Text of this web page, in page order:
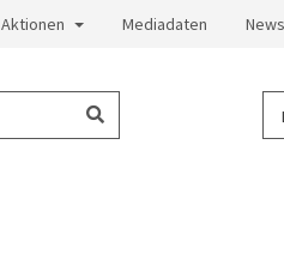
Aktionen Mediadaten